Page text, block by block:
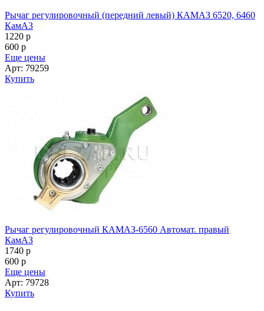
Рычаг регулировочный (передний левый) КАМАЗ 6520, 6460
КамАЗ
1220 p
600 p
Еще цены
Арт: 79259
Купить
Рычаг регулировочный КАМАЗ-6560 Автомат. правый
КамАЗ
1740 p
600 p
Еще цены
Арт: 79728
Купить